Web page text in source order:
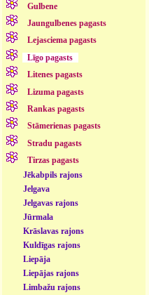
Gulbene
Jaungulbenes pagasts
Lejasciema pagasts
Līgo pagasts
Litenes pagasts
Lizuma pagasts
Rankas pagasts
Stāmerienas pagasts
Stradu pagasts
Tirzas pagasts
Jēkabpils rajons
Jelgava
Jelgavas rajons
Jūrmala
Krāslavas rajons
Kuldīgas rajons
Liepāja
Liepājas rajons
Limbažu rajons